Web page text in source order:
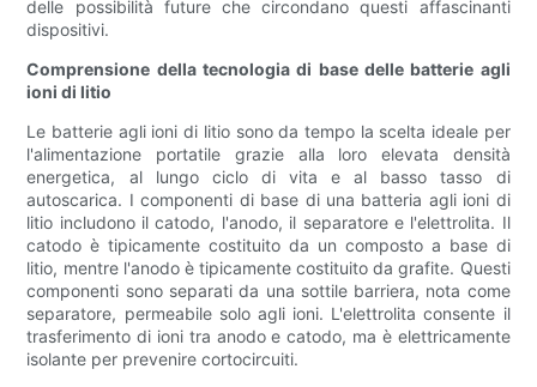
delle possibilità future che circondano questi affascinanti
dispositivi.
Comprensione della tecnologia di base delle batterie agli
ioni di litio
Le batterie agli ioni di litio sono da tempo la scelta ideale per
l'alimentazione portatile grazie alla loro elevata densità
energetica, al lungo ciclo di vita e al basso tasso di
autoscarica. I componenti di base di una batteria agli ioni di
litio includono il catodo, l'anodo, il separatore e l'elettrolita. Il
catodo è tipicamente costituito da un composto a base di
litio, mentre l'anodo è tipicamente costituito da grafite. Questi
componenti sono separati da una sottile barriera, nota come
separatore, permeabile solo agli ioni. L'elettrolita consente il
trasferimento di ioni tra anodo e catodo, ma è elettricamente
isolante per prevenire cortocircuiti.